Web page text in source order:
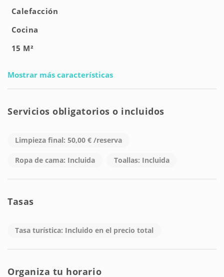
Calefacción
Cocina
15 M²
Mostrar más características
Servicios obligatorios o incluidos
Limpieza final: 50,00 € /reserva
Ropa de cama: Incluida Toallas: Incluida
Tasas
Tasa turística: Incluido en el precio total
Organiza tu horario